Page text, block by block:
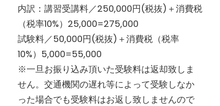
内訳：講習受講料／250,000円(税抜)＋消費税
（税率10%）25,000=275,000
試験料／50,000円(税抜)＋消費税（税率
10%）5,000=55,000
※一旦お振り込み頂いた受験料は返却致しま
せん。交通機関の遅れ等によって受験しなか
った場合でも受験料はお返し致しませんので